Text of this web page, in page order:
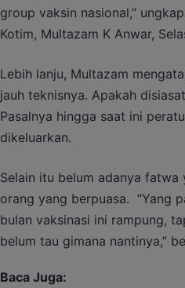
group vaksin nasional,”
Kotim, Multazam K Anwar,
Lebih lanju, Multazam
jauh teknisnya. Apakah
Pasalnya hingga saat ini
dikeluarkan.
Selain itu belum adanya
orang yang berpuasa. “Yang
bulan vaksinasi ini rampung,
belum tau gimana nantinya,”
Baca Juga: